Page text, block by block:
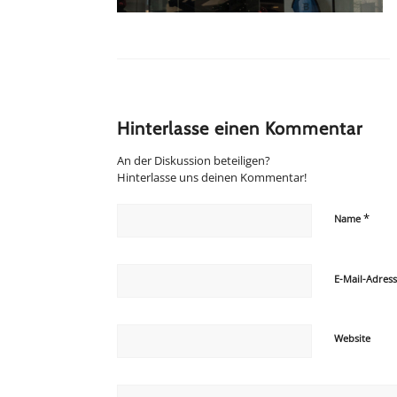
Hinterlasse einen Kommentar
An der Diskussion beteiligen?
Hinterlasse uns deinen Kommentar!
Name *
E-Mail-
Website